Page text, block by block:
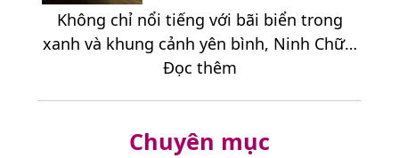
Nên
Kết
Khi
Không chỉ nổi tiếng với bãi biển trong
xanh và khung cảnh yên bình, Ninh Chữ…
Đọc thêm:
Chân
Chuyên mục